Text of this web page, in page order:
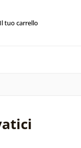
Il tuo carrello